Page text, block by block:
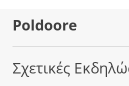
Poldoore
Σχετικές